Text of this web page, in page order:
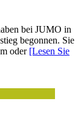
bei JUMO in
begonnen. Sie
oder [Lesen Sie